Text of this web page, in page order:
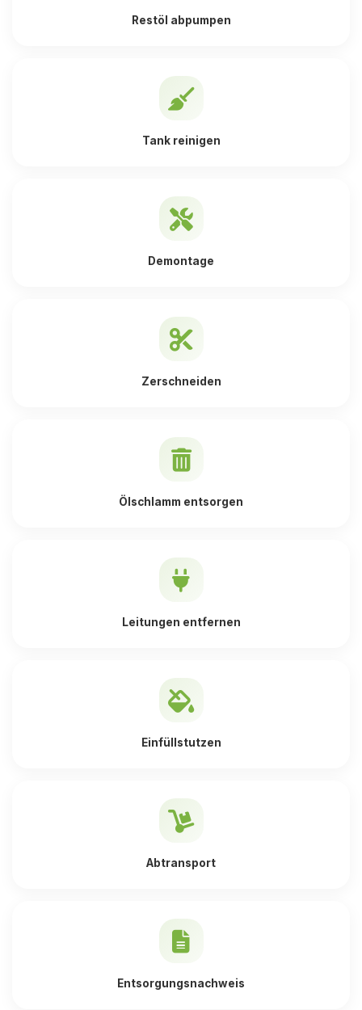
Restöl abpumpen
Tank reinigen
Demontage
Zerschneiden
Ölschlamm entsorgen
Leitungen entfernen
Einfüllstutzen
Abtransport
Entsorgungsnachweis